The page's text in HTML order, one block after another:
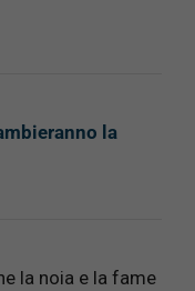
la
la noia e la fame